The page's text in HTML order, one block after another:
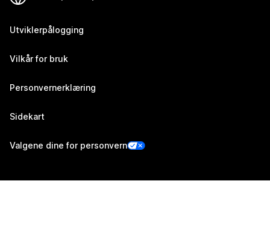
Utviklerpålogging
Vilkår for bruk
Personvernerklæring
Sidekart
Valgene dine for personvern